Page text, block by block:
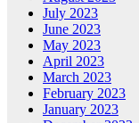
July 2023
June 2023
May 2023
April 2023
March 2023
February 2023
January 2023